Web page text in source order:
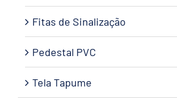
Fitas de Sinalização
Pedestal PVC
Tela Tapume